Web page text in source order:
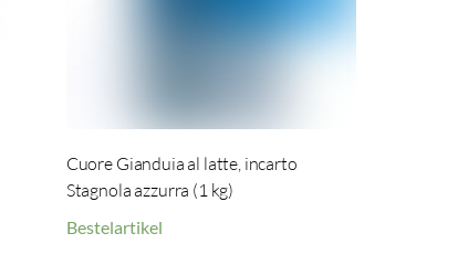
Cuore Gianduia al latte, incarto
Stagnola azzurra (1 kg)
Bestelartikel